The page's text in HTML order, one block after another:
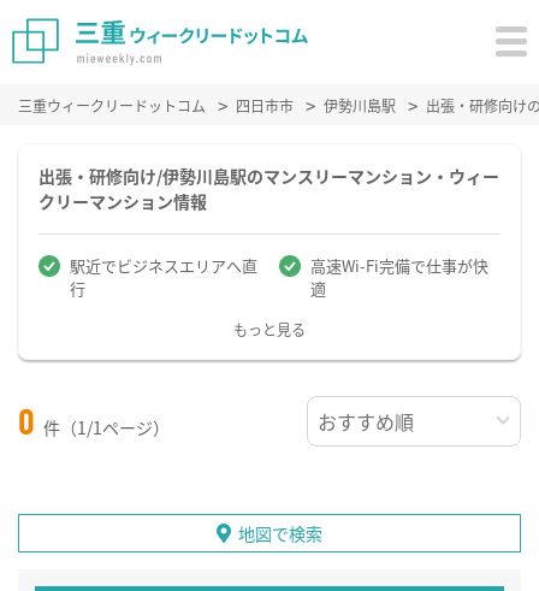
三重ウィークリードットコム 四日市市 伊勢川島駅 出張・研修向け
出張・研修向け/伊勢川島駅のマンスリーマンション・ウィー
クリーマンション情報
駅近でビジネスエリアへ直
行
高速Wi-Fi完備で仕事が快
適
もっと見る
0 件（1/1ページ）
地図で検索